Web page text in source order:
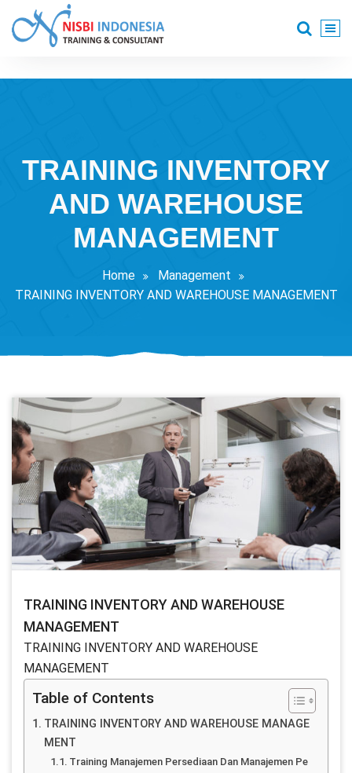
content
TRAINING INVENTORY
AND WAREHOUSE
MANAGEMENT
Home
Management
TRAINING INVENTORY AND WAREHOUSE MANAGEMENT
TRAINING INVENTORY AND WAREHOUSE
MANAGEMENT
TRAINING INVENTORY AND WAREHOUSE
MANAGEMENT
Table of Contents
TRAINING INVENTORY AND WAREHOUSE MANAGE
MENT
Training Manajemen Persediaan Dan Manajemen Pe